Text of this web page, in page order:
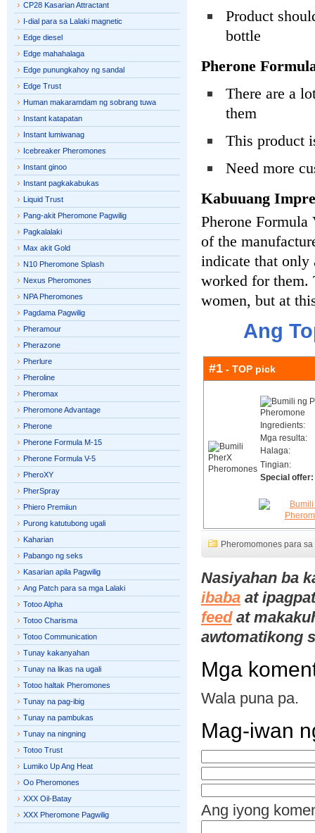
Product
bottle
Pherone
There are a
them
This product
Need more
Kabuuang
Pherone Formula
of the
indicate that only
worked for them.
women, but at
Ang
#1 - TOP pick
Ingredients:
Mga resulta:
Halaga:
Tingian:
Special offer:
Pheromomones para
Nasiyahan ba
ibaba at
feedat
awtomatikong
Mga
Wala puna pa.
Mag-iwan
Ang iyong
CP28 Kasarian Attractant
I-dial para sa Lalaki magnetic
Edge diesel
Edge mahahalaga
Edge punungkahoy ng sandal
Edge Trust
Human makaramdam ng sobrang tuwa
Instant katapatan
Instant lumiwanag
Icebreaker Pheromones
Instant ginoo
Instant pagkakabukas
Liquid Trust
Pang-akit Pheromone Pagwilig
Pagkalalaki
Max akit Gold
N10 Pheromone Splash
Nexus Pheromones
NPA Pheromones
Pagdama Pagwilig
Pheramour
Pherazone
Pherlure
Pheroline
Pheromax
Pheromone Advantage
Pherone
Pherone Formula M-15
Pherone Formula V-5
PheroXY
PherSpray
Phiero Premiiun
Purong katutubong ugali
Kaharian
Pabango ng seks
Kasarian apila Pagwilig
Ang Patch para sa mga Lalaki
Totoo Alpha
Totoo Charisma
Totoo Communication
Tunay kakanyahan
Tunay na likas na ugali
Totoo haltak Pheromones
Tunay na pag-ibig
Tunay na pambukas
Tunay na ningning
Totoo Trust
Lumiko Up Ang Heat
Oo Pheromones
XXX Oil-Batay
XXX Pheromone Pagwilig